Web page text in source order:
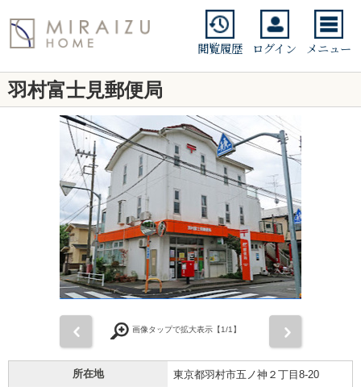
閲覧履歴 ログイン メニュー
羽村富士見郵便局
画像タップで拡大表示【1/1】
所在地 東京都羽村市五ノ神２丁目8-20